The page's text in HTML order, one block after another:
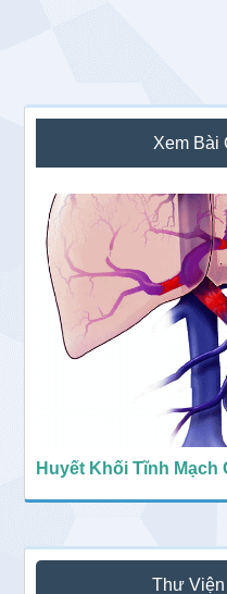
Sidebar
chính
Xem Bài
Huyết Khối Tĩnh
Thư Viện